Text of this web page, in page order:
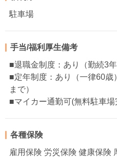
駐車場
手当/福利厚生備考
■退職金制度：あり（勤続3年
■定年制度：あり（一律60
まで）
■マイカー通勤可(無料駐車場
各種保険
雇用保険 労災保険 健康保険